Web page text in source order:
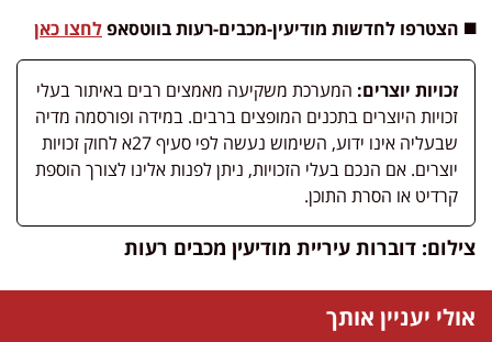
◼️ הצטרפו לחדשות מודיעין-מכבים-רעות בווטסאפלחצו כאן
זכויות יוצרים: המערכת משקיעה מאמצים רבים באיתור בעלי
זכויות היוצרים בתכנים המופצים ברבים. במידה ופורסמה מדיה
שבעליה אינו ידוע, השימוש נעשה לפי סעיף 27א לחוק זכויות
יוצרים. אם הנכם בעלי הזכויות, ניתן לפנות אלינו לצורך הוספת
קרדיט או הסרת התוכן.
צילום: דוברות עיריית מודיעין מכבים רעות
אולי יעניין אותך